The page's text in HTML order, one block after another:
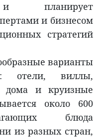
и планирует
и бизнесом
стратегий
варианты
отели, виллы,
дома и круизные
около 600
блюда
из разных стран,